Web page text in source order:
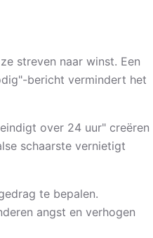
streven naar winst. Een
bericht vermindert het
over 24 uur" creëren
schaarste vernietigt
te bepalen.
angst en verhogen